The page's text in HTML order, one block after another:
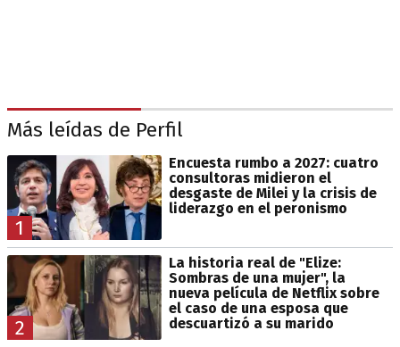
Más leídas de Perfil
1
Encuesta rumbo a 2027: cuatro
consultoras midieron el
desgaste de Milei y la crisis de
liderazgo en el peronismo
2
La historia real de "Elize:
Sombras de una mujer", la
nueva película de Netflix sobre
el caso de una esposa que
descuartizó a su marido